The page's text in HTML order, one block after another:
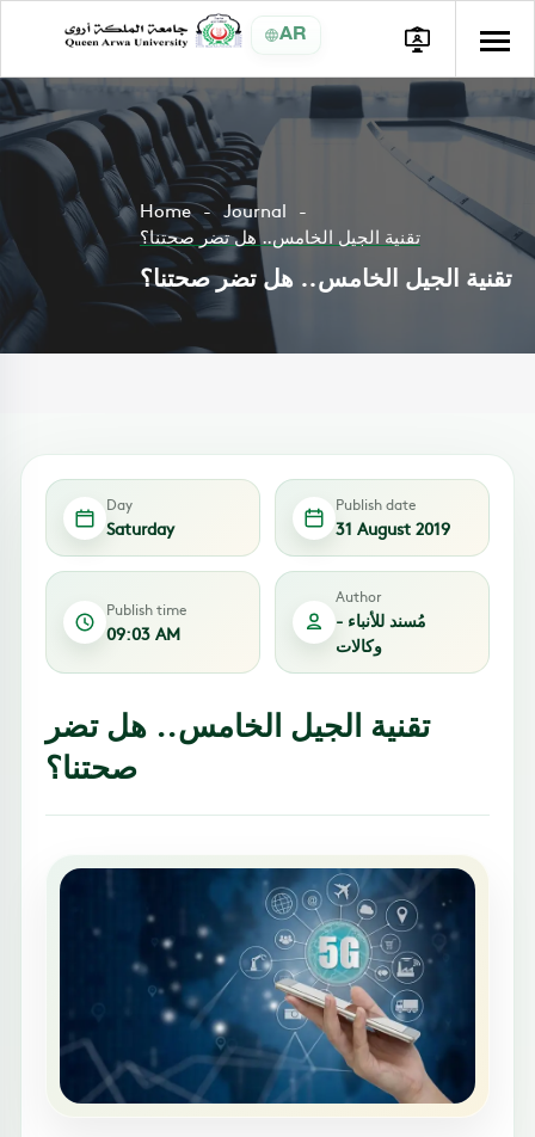
AR
Home
Journal
تقنية الجيل الخامس.. هل تضر صحتنا؟
تقنية الجيل الخامس.. هل تضر صحتنا؟
Day
Saturday
Publish date
31 August 2019
Publish time
09:03 AM
Author
مُسند للأنباء -
وكالات
تقنية الجيل الخامس.. هل تضر
صحتنا؟